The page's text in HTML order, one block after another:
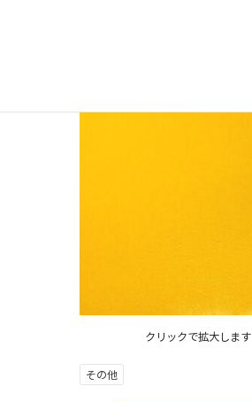
クリックで拡大します
その他